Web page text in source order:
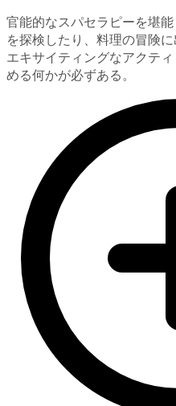
官能的なスパセラピーを堪
を探検したり、料理の冒険
エキサイティングなアクテ
める何かが必ずある。